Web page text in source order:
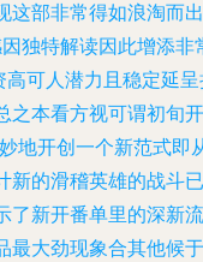
这部非常得如浪淘而出
独特解读因此增添非
可人潜力且稳定延
之本看方视可谓初旬开
地开创一个新范式即
新的滑稽英雄的战斗已
了新开番单里的深新流
最大劲现象合其他候